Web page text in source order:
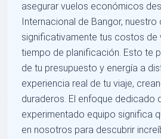
asegurar vuelos económicos
Internacional de Bangor,
significativamente tus costos de
tiempo de planificación. Esto te
de tu presupuesto y energía a
experiencia real de tu viaje,
duraderos. El enfoque dedicado
experimentado equipo significa
en nosotros para descubrir